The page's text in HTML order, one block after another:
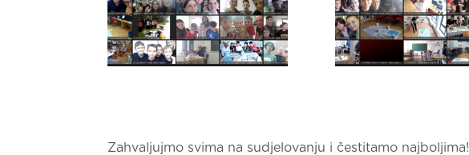
Zahvaljujmo svima na sudjelovanju i čestitamo najboljima!